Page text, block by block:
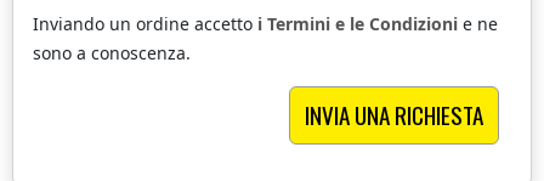
Inviando un ordine accetto i Termini e le Condizioni e ne
sono a conoscenza.